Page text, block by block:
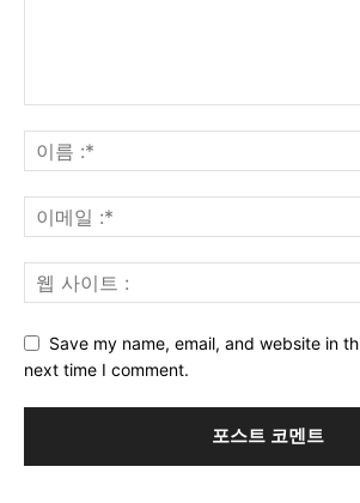
Save my name, email, and website in
next time I comment.